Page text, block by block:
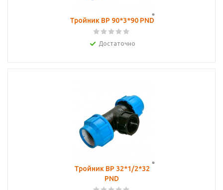
Тройник ВР 90*3*90 PND
Достаточно
Тройник ВР 32*1/2*32
PND